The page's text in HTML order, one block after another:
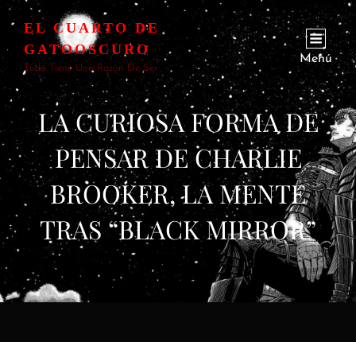
EL CUARTO DE
GATOOSCURO
Todo Tiene Una Razón De Ser
Menú
LA CURIOSA FORMA DE
PENSAR DE CHARLIE
BROOKER, LA MENTE
TRAS “BLACK MIRROR”